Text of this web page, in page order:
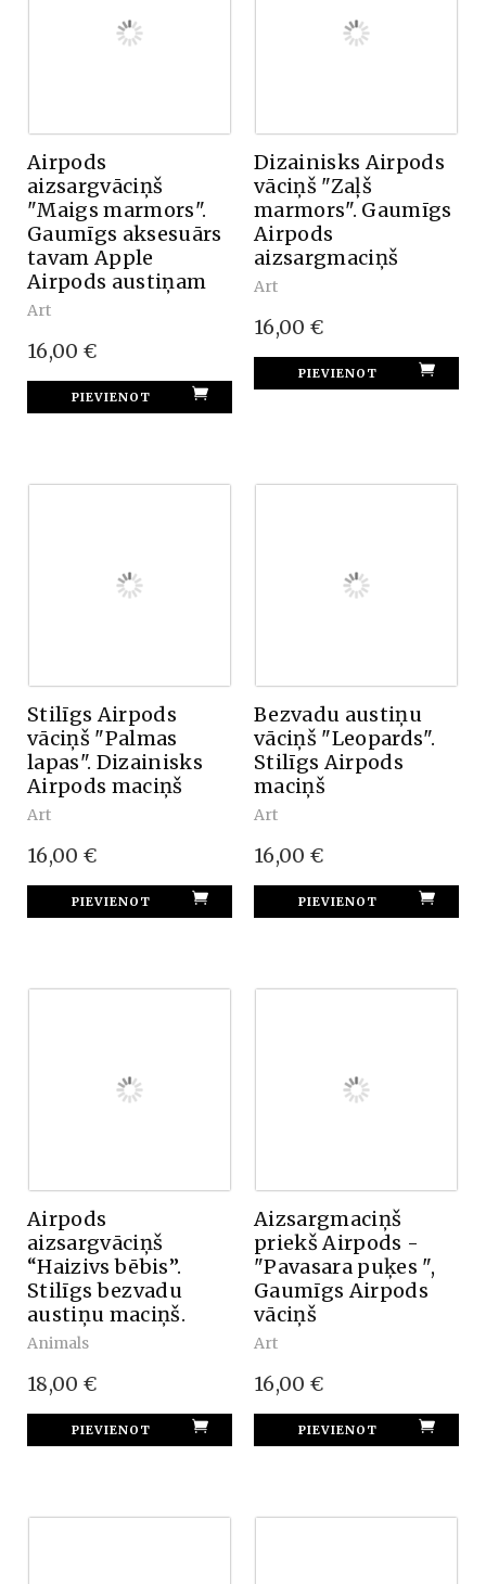
Airpods
aizsargvāciņš
"Maigs marmors".
Gaumīgs aksesuārs
tavam Apple
Airpods austiņam
Art
16,00 €
Dizainisks Airpods
vāciņš "Zaļš
marmors". Gaumīgs
Airpods
aizsargmaciņš
Art
16,00 €
Stilīgs Airpods
vāciņš "Palmas
lapas". Dizainisks
Airpods maciņš
Art
16,00 €
Bezvadu austiņu
vāciņš "Leopards".
Stilīgs Airpods
maciņš
Art
16,00 €
Airpods
aizsargvāciņš
“Haizivs bēbis”.
Stilīgs bezvadu
austiņu maciņš.
Animals
18,00 €
Aizsargmaciņš
priekš Airpods -
"Pavasara puķes ",
Gaumīgs Airpods
vāciņš
Art
16,00 €